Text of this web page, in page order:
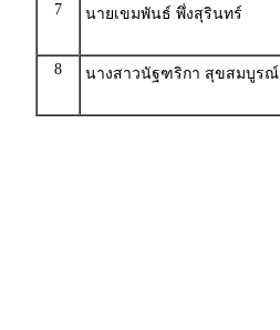
7
นายเขมพันธ์ พึ่งสุรินทร์
8 นางสาวนัฐฑริกา สุขสมบูรณ์